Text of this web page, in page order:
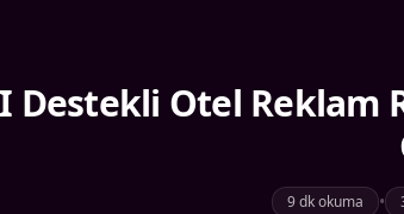
Destekli Otel Reklam
9 dk okuma •